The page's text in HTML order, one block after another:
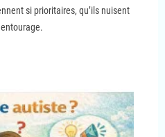
si prioritaires, qu’ils nuisent